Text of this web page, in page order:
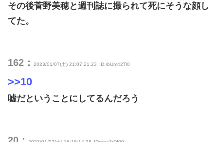
その後菅野美穂と週刊誌に撮られて死にそうな顔し
てた。
162： 2023/01/07(土) 21:07:21.23 ID:rbUm42Tl0
>>10
嘘だということにしてるんだろう